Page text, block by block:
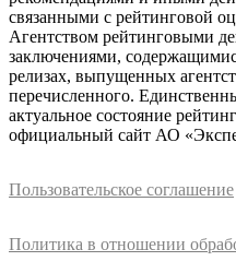
связанными с рейтинговой
Агентством рейтинговыми
заключениями,
релизах, выпущенных
перечисленного.
актуальное состояние
официальный сайт АО
Пользовательское соглашение
Политика в отношении